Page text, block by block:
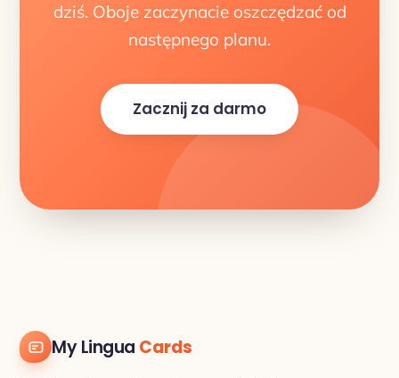
dziś. Oboje zaczynacie oszczędzać od
następnego planu.
Zacznij za darmo
My Lingua Cards